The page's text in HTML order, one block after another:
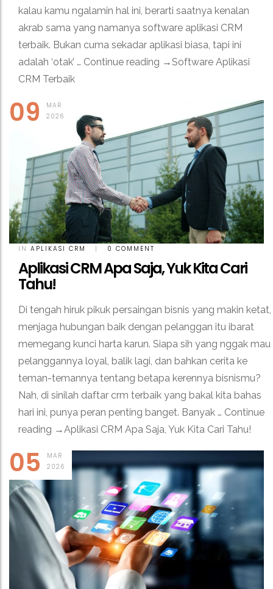
kalau kamu ngalamin hal ini, berarti saatnya kenalan
akrab sama yang namanya software aplikasi CRM
terbaik. Bukan cuma sekadar aplikasi biasa, tapi ini
adalah ‘otak’ … Continue reading →Software Aplikasi
CRM Terbaik
09
MAR
2026
IN APLIKASI CRM | 0 COMMENT
Aplikasi CRM Apa Saja, Yuk Kita Cari
Tahu!
Di tengah hiruk pikuk persaingan bisnis yang makin ketat,
menjaga hubungan baik dengan pelanggan itu ibarat
memegang kunci harta karun. Siapa sih yang nggak mau
pelanggannya loyal, balik lagi, dan bahkan cerita ke
teman-temannya tentang betapa kerennya bisnismu?
Nah, di sinilah daftar crm terbaik yang bakal kita bahas
hari ini, punya peran penting banget. Banyak … Continue
reading →Aplikasi CRM Apa Saja, Yuk Kita Cari Tahu!
05
MAR
2026